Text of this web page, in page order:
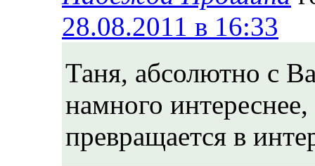
28.08.2011 в 16:33
Таня, абсолютно с
намного
превращается в